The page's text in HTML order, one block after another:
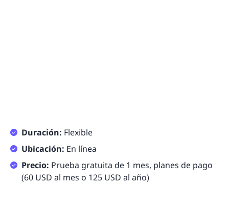
Duración: Flexible
Ubicación: En línea
Precio: Prueba gratuita de 1 mes, planes de pago
(60 USD al mes o 125 USD al año)